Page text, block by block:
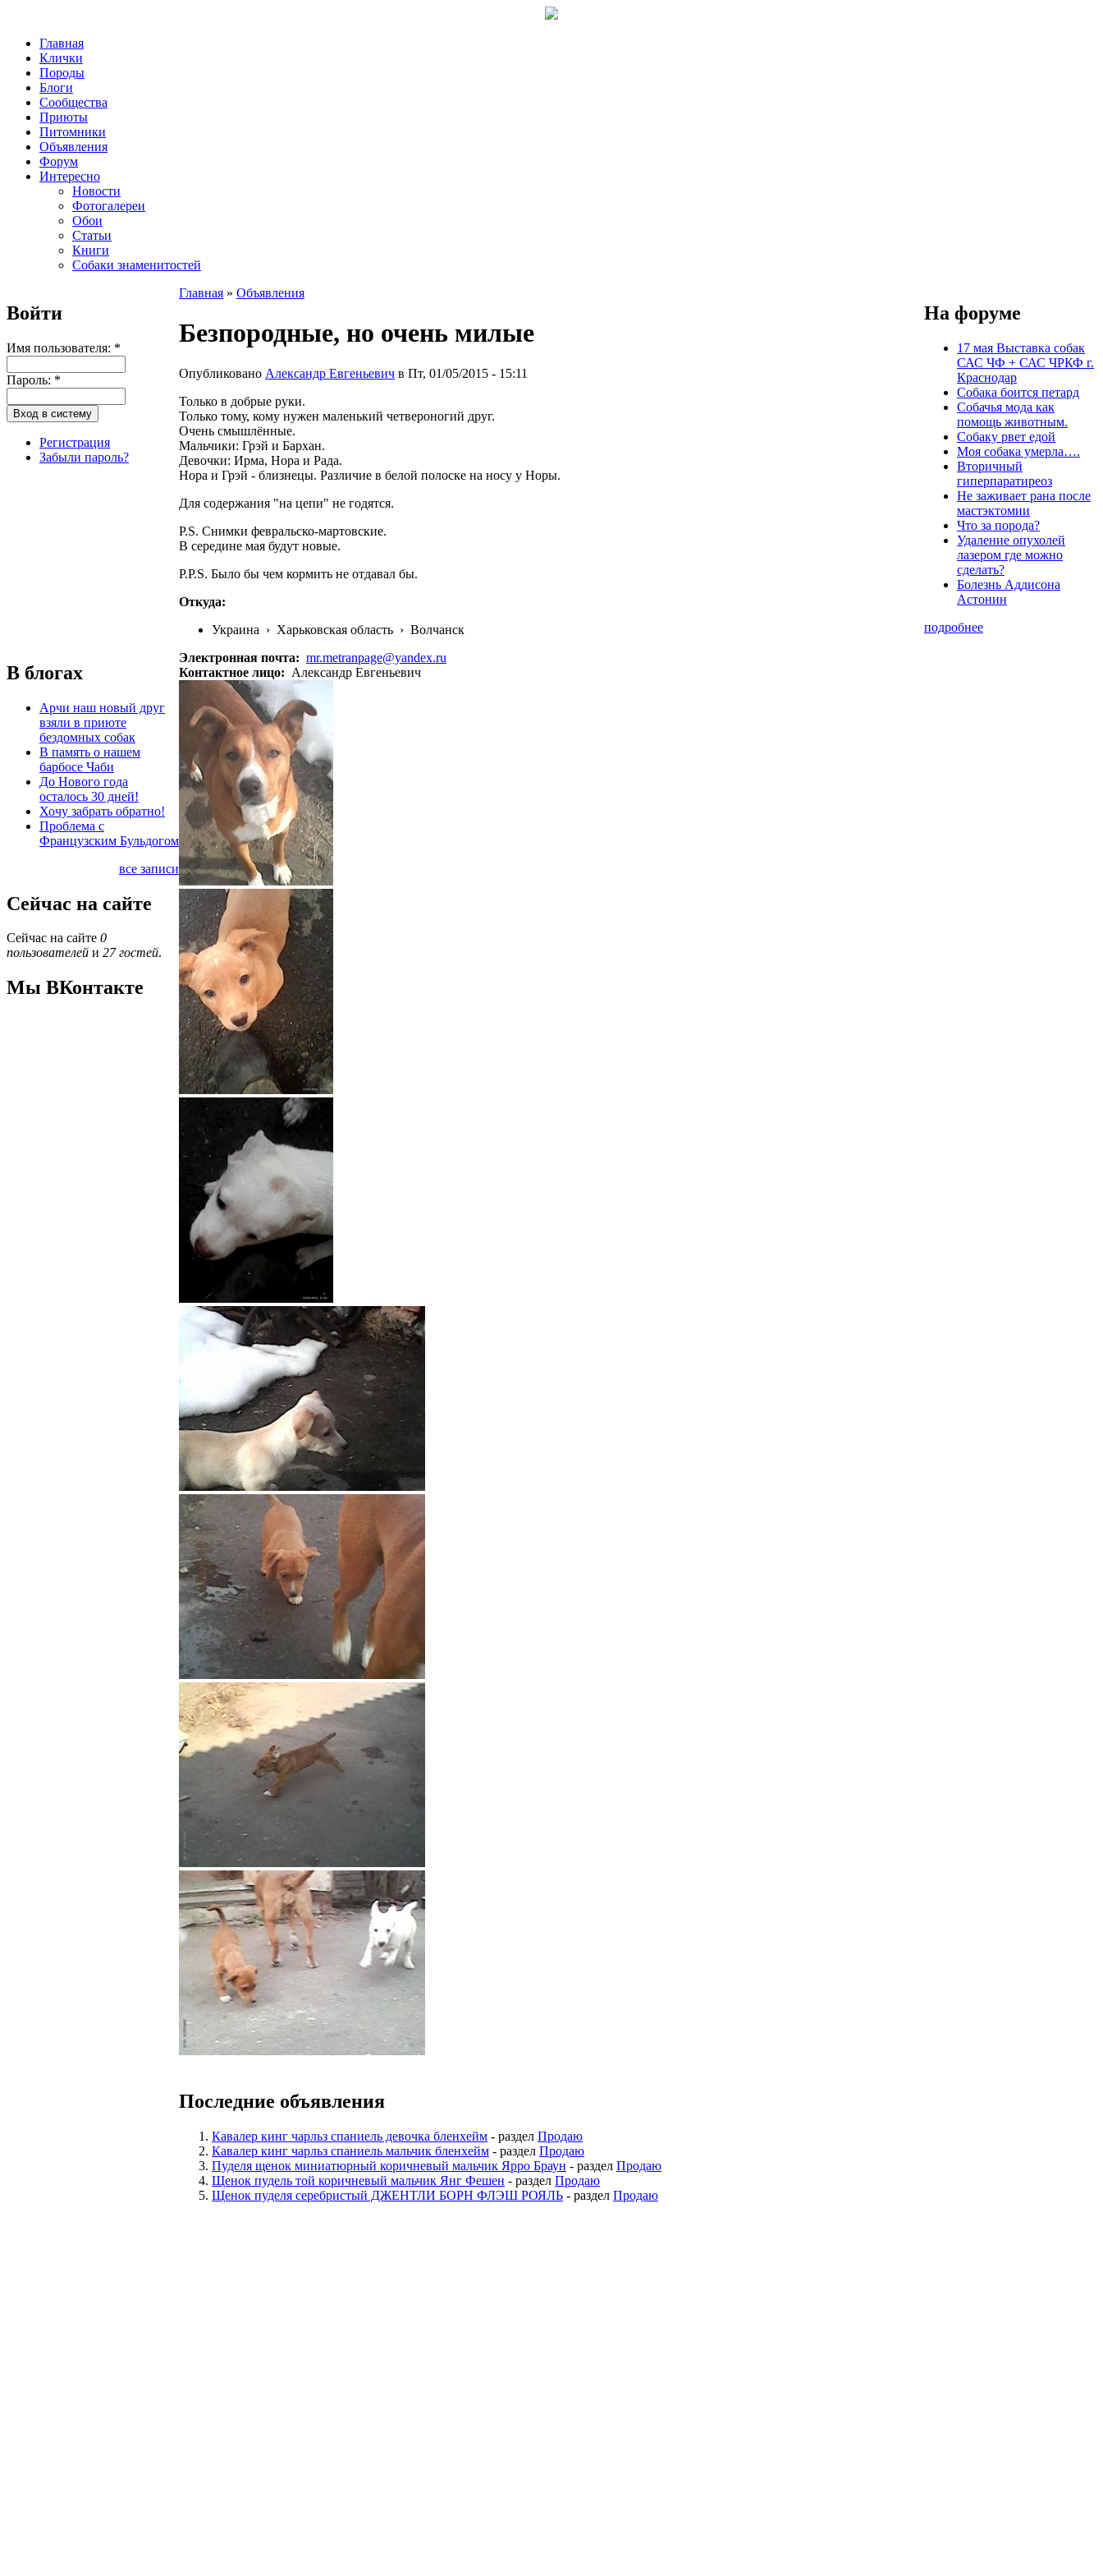
Главная
Клички
Породы
Блоги
Сообщества
Приюты
Питомники
Объявления
Форум
Интересно
Новости
Фотогалереи
Обои
Статьи
Книги
Собаки знаменитостей
Войти
Имя пользователя: *
Пароль: *
Регистрация
Забыли пароль?
В блогах
Арчи наш новый друг
взяли в приюте
бездомных собак
В память о нашем
барбосе Чаби
До Нового года
осталось 30 дней!
Хочу забрать обратно!
Проблема с
Французским Бульдогом
все записи
Сейчас на сайте
Сейчас на сайте 0
пользователей и 27 гостей.
Мы ВКонтакте
Главная » Объявления
Безпородные, но очень милые
Опубликовано Александр Евгеньевич в Пт, 01/05/2015 - 15:11
Только в добрые руки.
Только тому, кому нужен маленький четвероногий друг.
Очень смышлённые.
Мальчики: Грэй и Бархан.
Девочки: Ирма, Нора и Рада.
Нора и Грэй - близнецы. Различие в белой полоске на носу у Норы.
Для содержания "на цепи" не годятся.
P.S. Снимки февральско-мартовские.
В середине мая будут новые.
P.P.S. Было бы чем кормить не отдавал бы.
Откуда:
Украина › Харьковская область › Волчанск
Электронная почта: mr.metranpage@yandex.ru
Контактное лицо: Александр Евгеньевич
Последние объявления
Кавалер кинг чарльз спаниель девочка бленхейм - раздел Продаю
Кавалер кинг чарльз спаниель мальчик бленхейм - раздел Продаю
Пуделя щенок миниатюрный коричневый мальчик Ярро Браун - раздел Продаю
Щенок пудель той коричневый мальчик Янг Фешен - раздел Продаю
Щенок пуделя серебристый ДЖЕНТЛИ БОРН ФЛЭШ РОЯЛЬ - раздел Продаю
На форуме
17 мая Выставка собак
САС ЧФ + САС ЧРКФ г.
Краснодар
Собака боится петард
Собачья мода как
помощь животным.
Собаку рвет едой
Моя собака умерла….
Вторичный
гиперпаратиреоз
Не заживает рана после
мастэктомии
Что за порода?
Удаление опухолей
лазером где можно
сделать?
Болезнь Аддисона
Астонин
подробнее